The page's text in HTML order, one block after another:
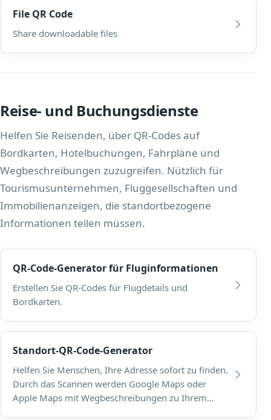
File QR Code
Share downloadable files
Reise- und Buchungsdienste
Helfen Sie Reisenden, über QR-Codes auf
Bordkarten, Hotelbuchungen, Fahrpläne und
Wegbeschreibungen zuzugreifen. Nützlich für
Tourismusunternehmen, Fluggesellschaften und
Immobilienanzeigen, die standortbezogene
Informationen teilen müssen.
QR-Code-Generator für Fluginformationen
Erstellen Sie QR-Codes für Flugdetails und
Bordkarten.
Standort-QR-Code-Generator
Helfen Sie Menschen, Ihre Adresse sofort zu finden.
Durch das Scannen werden Google Maps oder
Apple Maps mit Wegbeschreibungen zu Ihrem